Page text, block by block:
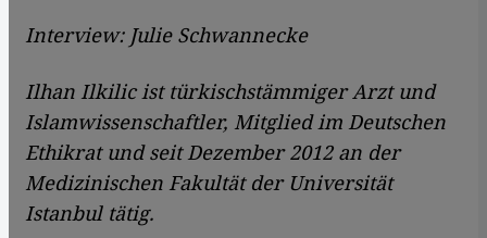
Interview: Julie Schwannecke
Ilhan Ilkilic ist türkischstämmiger Arzt und
Islamwissenschaftler, Mitglied im Deutschen
Ethikrat und seit Dezember 2012 an der
Medizinischen Fakultät der Universität
Istanbul tätig.